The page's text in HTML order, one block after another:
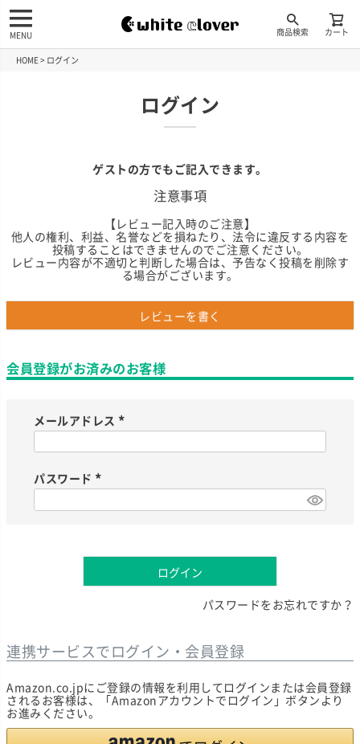
商品検索 カート
MENU
HOME ログイン
ログイン
ゲストの方でもご記入できます。
注意事項
【レビュー記入時のご注意】
他人の権利、利益、名誉などを損ねたり、法令に違反する内容を
投稿することはできませんのでご注意ください。
レビュー内容が不適切と判断した場合は、予告なく投稿を削除す
る場合がございます。
レビューを書く
会員登録がお済みのお客様
メールアドレス
必
パスワード
ログイン
パスワードをお忘れですか？
連携サービスでログイン・会員登録
Amazon.co.jpにご登録の情報を利用してログインまたは会員登録
されるお客様は、「Amazonアカウントでログイン」ボタンより
お進みください。